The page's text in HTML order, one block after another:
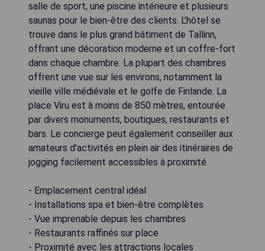
salle de sport, une piscine intérieure et plusieurs
saunas pour le bien-être des clients. L'hôtel se
trouve dans le plus grand bâtiment de Tallinn,
offrant une décoration moderne et un coffre-fort
dans chaque chambre. La plupart des chambres
offrent une vue sur les environs, notamment la
vieille ville médiévale et le golfe de Finlande. La
place Viru est à moins de 850 mètres, entourée
par divers monuments, boutiques, restaurants et
bars. Le concierge peut également conseiller aux
amateurs d'activités en plein air des itinéraires de
jogging facilement accessibles à proximité.
- Emplacement central idéal
- Installations spa et bien-être complètes
- Vue imprenable depuis les chambres
- Restaurants raffinés sur place
- Proximité avec les attractions locales